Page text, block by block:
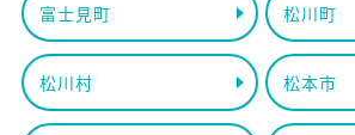
富士見町 松川町
松川村 松本市